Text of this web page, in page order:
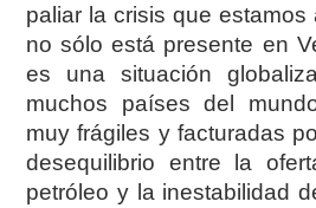
paliar la crisis que estamos
no sólo está presente en
es una situación
muchos países del
muy frágiles y facturadas
desequilibrio entre la
petróleo y la inestabilidad